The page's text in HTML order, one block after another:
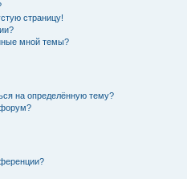
страницу!
мной темы?
на определённую тему?